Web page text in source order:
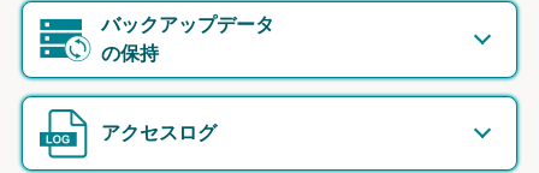
バックアップデータ
の保持
アクセスログ